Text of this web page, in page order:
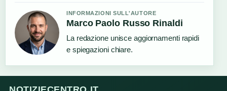
INFORMAZIONI SULL'AUTORE
Marco Paolo Russo Rinaldi
La redazione unisce aggiornamenti rapidi
e spiegazioni chiare.